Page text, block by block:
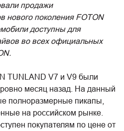
продажи
нового поколения FOTON
доступны для
во всех официальных
TUNLAND V7 и V9 были
месяц назад. На данный
полноразмерные пикапы,
на российском рынке.
покупателям по цене от